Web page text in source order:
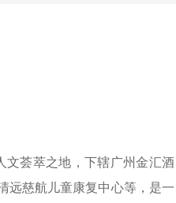
荟萃之地，下辖广州金汇酒
远慈航儿童康复中心等，是一